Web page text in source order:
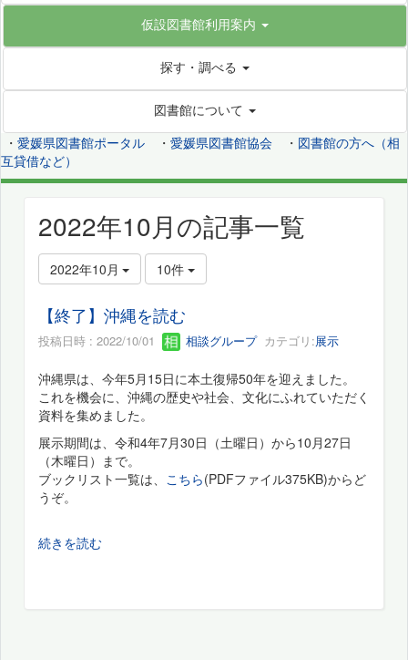
仮設図書館利用案内
探す・調べる
図書館について
・ 愛媛県図書館ポータル ・ 愛媛県図書館協会 ・ 図書館の方へ（相
互貸借など）
2022年10月の記事一覧
2022年10月 10件
【終了】沖縄を読む
投稿日時 : 2022/10/01 相談グループカテゴリ:展示
沖縄県は、今年5月15日に本土復帰50年を迎えました。
これを機会に、沖縄の歴史や社会、文化にふれていただく
資料を集めました。
展示期間は、令和4年7月30日（土曜日）から10月27日
（木曜日）まで。
ブックリスト一覧は、 こちら(PDFファイル375KB)からど
うぞ。
続きを読む